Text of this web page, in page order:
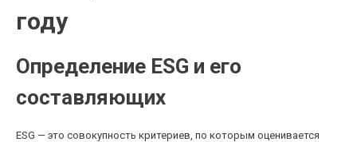
году
Определение ESG и его
составляющих
ESG — это совокупность критериев, по которым оценивается